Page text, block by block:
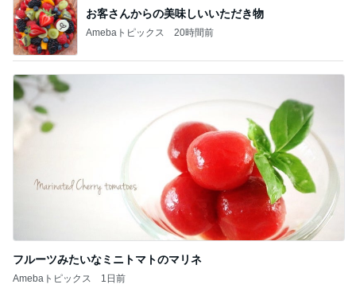
お客さんからの美味しいいただき物
Amebaトピックス 20時間前
フルーツみたいなミニトマトのマリネ
Amebaトピックス 1日前